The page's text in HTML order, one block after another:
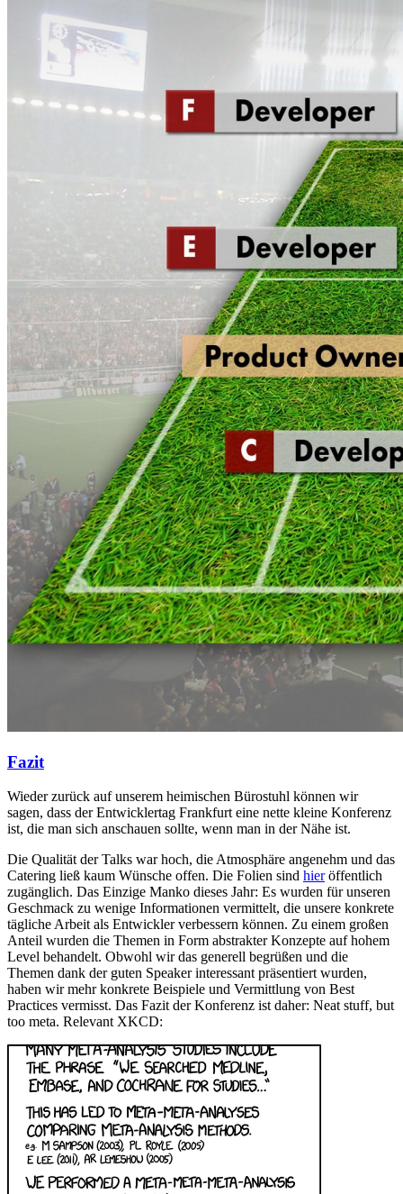
Fazit
Wieder zurück auf unserem heimischen Bürostuhl können wir
sagen, dass der Entwicklertag Frankfurt eine nette kleine Konferenz
ist, die man sich anschauen sollte, wenn man in der Nähe ist.
Die Qualität der Talks war hoch, die Atmosphäre angenehm und das
Catering ließ kaum Wünsche offen. Die Folien sind hieröffentlich
zugänglich. Das Einzige Manko dieses Jahr: Es wurden für unseren
Geschmack zu wenige Informationen vermittelt, die unsere konkrete
tägliche Arbeit als Entwickler verbessern können. Zu einem großen
Anteil wurden die Themen in Form abstrakter Konzepte auf hohem
Level behandelt. Obwohl wir das generell begrüßen und die
Themen dank der guten Speaker interessant präsentiert wurden,
haben wir mehr konkrete Beispiele und Vermittlung von Best
Practices vermisst. Das Fazit der Konferenz ist daher: Neat stuff, but
too meta. Relevant XKCD: